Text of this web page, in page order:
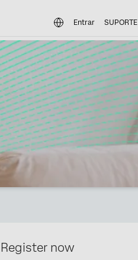
Entrar SUPORTE
Register now